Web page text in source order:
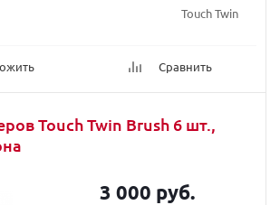
Touch Twin
Сравнить
Touch Twin Brush 6 шт.,
3 000 руб.